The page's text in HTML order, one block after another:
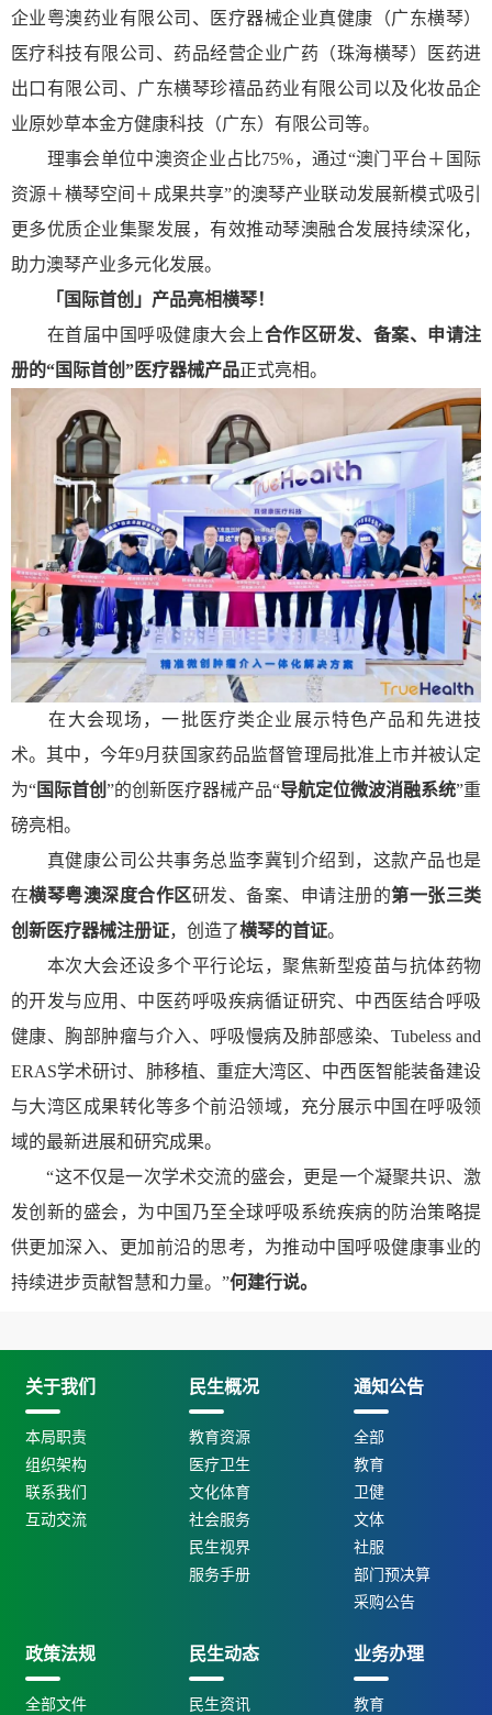
企业粤澳药业有限公司、医疗器械企业真健康（广东横琴）
医疗科技有限公司、药品经营企业广药（珠海横琴）医药进
出口有限公司、广东横琴珍禧品药业有限公司以及化妆品企
业原妙草本金方健康科技（广东）有限公司等。
理事会单位中澳资企业占比75%，通过“澳门平台＋国际
资源＋横琴空间＋成果共享”的澳琴产业联动发展新模式吸引
更多优质企业集聚发展，有效推动琴澳融合发展持续深化，
助力澳琴产业多元化发展。
「国际首创」产品亮相横琴！
在首届中国呼吸健康大会上合作区研发、备案、申请注
册的“国际首创”医疗器械产品正式亮相。
在大会现场，一批医疗类企业展示特色产品和先进技
术。其中，今年9月获国家药品监督管理局批准上市并被认定
为“国际首创 ”的创新医疗器械产品“导航定位微波消融系统”重
磅亮相。
真健康公司公共事务总监李冀钊介绍到，这款产品也是
在横琴粤澳深度合作区研发、备案、申请注册的第一张三类
创新医疗器械注册证，创造了横琴的首证。
本次大会还设多个平行论坛，聚焦新型疫苗与抗体药物
的开发与应用、中医药呼吸疾病循证研究、中西医结合呼吸
健康、胸部肿瘤与介入、呼吸慢病及肺部感染、Tubeless and
ERAS学术研讨、肺移植、重症大湾区、中西医智能装备建设
与大湾区成果转化等多个前沿领域，充分展示中国在呼吸领
域的最新进展和研究成果。
“这不仅是一次学术交流的盛会，更是一个凝聚共识、激
发创新的盛会，为中国乃至全球呼吸系统疾病的防治策略提
供更加深入、更加前沿的思考，为推动中国呼吸健康事业的
持续进步贡献智慧和力量。”何建行说。
关于我们
本局职责
组织架构
联系我们
互动交流
民生概况
教育资源
医疗卫生
文化体育
社会服务
民生视界
服务手册
通知公告
全部
教育
卫健
文体
社服
部门预决算
采购公告
政策法规
全部文件
民生动态
民生资讯
业务办理
教育